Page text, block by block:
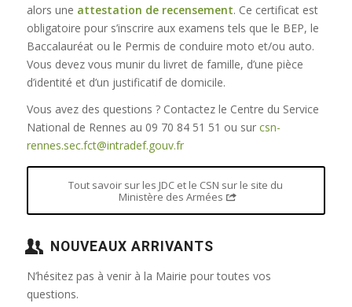
alors une attestation de recensement. Ce certificat est
obligatoire pour s’inscrire aux examens tels que le BEP, le
Baccalauréat ou le Permis de conduire moto et/ou auto.
Vous devez vous munir du livret de famille, d’une pièce
d’identité et d’un justificatif de domicile.
Vous avez des questions ? Contactez le Centre du Service
National de Rennes au 09 70 84 51 51 ou sur csn-
rennes.sec.fct@intradef.gouv.fr
Tout savoir sur les JDC et le CSN sur le site du
Ministère des Armées
NOUVEAUX ARRIVANTS
N’hésitez pas à venir à la Mairie pour toutes vos
questions.